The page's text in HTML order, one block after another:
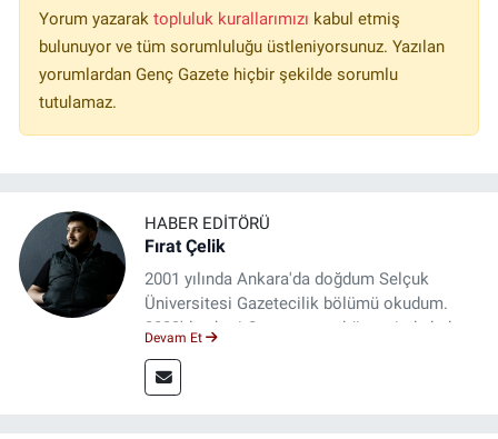
Yorum yazarak topluluk kurallarımızı kabul etmiş
bulunuyor ve tüm sorumluluğu üstleniyorsunuz. Yazılan
yorumlardan Genç Gazete hiçbir şekilde sorumlu
tutulamaz.
HABER EDITÖRÜ
Fırat Çelik
2001 yılında Ankara'da doğdum Selçuk
Üniversitesi Gazetecilik bölümü okudum.
2023'den beri Genç gazete bünyesinde haber
Devam Et